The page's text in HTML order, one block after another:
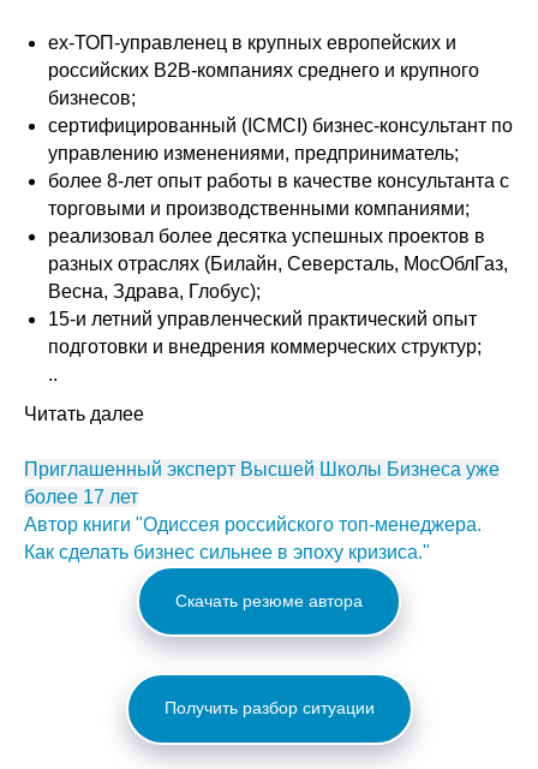
ex-ТОП-управленец в крупных европейских и
российских В2В-компаниях среднего и крупного
бизнесов;
сертифицированный (ICMCI) бизнес-консультант по
управлению изменениями, предприниматель;
более 8-лет опыт работы в качестве консультанта с
торговыми и производственными компаниями;
реализовал более десятка успешных проектов в
разных отраслях (Билайн, Северсталь, МосОблГаз,
Весна, Здрава, Глобус);
15-и летний управленческий практический опыт
подготовки и внедрения коммерческих структур;
..
Читать далее
Приглашенный эксперт Высшей Школы Бизнеса уже
более 17 лет
Автор книги "Одиссея российского топ-менеджера.
Как сделать бизнес сильнее в эпоху кризиса."
Скачать резюме автора
Получить разбор ситуации